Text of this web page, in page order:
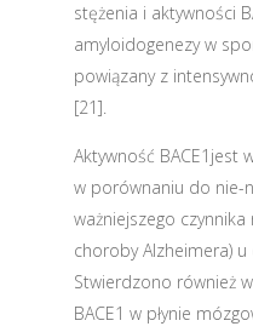
stężenia i aktywności
amyloidogenezy w
powiązany z
[21].
Aktywność BACE1jest
w porównaniu do nie-
ważniejszego
choroby Alzheimera)
Stwierdzono również
BACE1 w płynie